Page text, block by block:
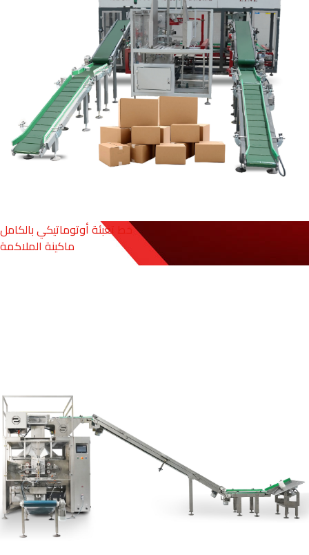
CE Standartları
Avrupa Standarlarında
üretim
CE Standartları
Üretimin her safhasında
kontrol kalite
güvenle
خط تعبئة أوتوماتيكي بالكامل
ماكينة الملاكمة